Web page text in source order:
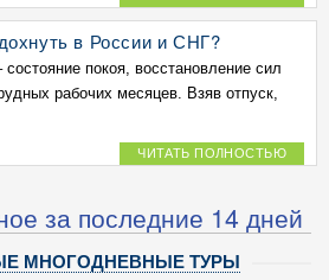
в России и СНГ?
покоя, восстановление сил
рабочих месяцев. Взяв отпуск,
ЧИТАТЬ ПОЛНОСТЬЮ
за последние 14 дней
МНОГОДНЕВНЫЕ ТУРЫ